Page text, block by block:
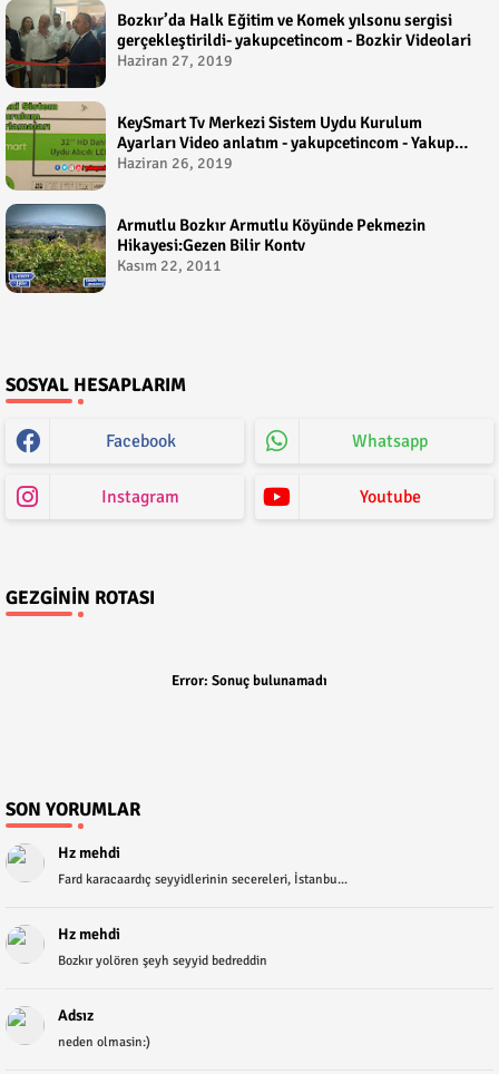
Bozkır’da Halk Eğitim ve Komek yılsonu sergisi
gerçekleştirildi- yakupcetincom - Bozkir Videolari
Haziran 27, 2019
KeySmart Tv Merkezi Sistem Uydu Kurulum
Ayarları Video anlatım - yakupcetincom - Yakup
Çetin
Haziran 26, 2019
Armutlu Bozkır Armutlu Köyünde Pekmezin
Hikayesi:Gezen Bilir Kontv
Kasım 22, 2011
SOSYAL HESAPLARIM
Facebook Whatsapp
Instagram Youtube
GEZGININ ROTASI
Error: Sonuç bulunamadı
SON YORUMLAR
Hz mehdi
Fard karacaardıç seyyidlerinin secereleri, İstanbu...
Hz mehdi
Bozkır yolören şeyh seyyid bedreddin
Adsız
neden olmasin:)